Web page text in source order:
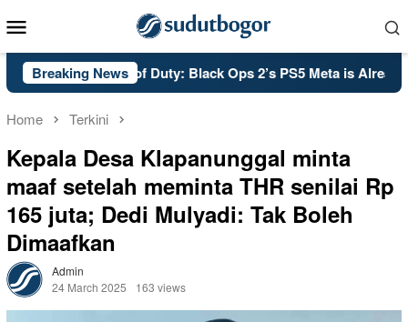
to
Menu
Breaking News
PSA: Call of Duty: Black Ops 2’s PS5 Meta is Already Set
Home Terkini
Kepala Desa Klapanunggal minta
maaf setelah meminta THR senilai Rp
165 juta; Dedi Mulyadi: Tak Boleh
Dimaafkan
Admin
24 March 2025
163 views